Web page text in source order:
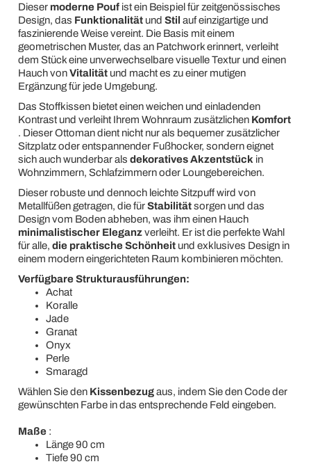
Dieser moderne Poufist ein Beispiel für zeitgenössisches
Design, das Funktionalitätund Stil auf einzigartige und
faszinierende Weise vereint. Die Basis mit einem
geometrischen Muster, das an Patchwork erinnert, verleiht
dem Stück eine unverwechselbare visuelle Textur und einen
Hauch vonVitalitätund macht es zu einer mutigen
Ergänzung für jede Umgebung.
Das Stoffkissen bietet einen weichen und einladenden
Kontrast und verleiht Ihrem Wohnraum zusätzlichen Komfort
. Dieser Ottoman dient nicht nur als bequemer zusätzlicher
Sitzplatz oder entspannender Fußhocker, sondern eignet
sich auch wunderbar als dekoratives Akzentstück in
Wohnzimmern, Schlafzimmern oder Loungebereichen.
Dieser robuste und dennoch leichte Sitzpuff wird von
Metallfüßen getragen, die fürStabilitätsorgen und das
Design vom Boden abheben, was ihm einen Hauch
minimalistischer Eleganzverleiht. Er ist die perfekte Wahl
für alle, die praktische Schönheitund exklusives Design in
einem modern eingerichteten Raum kombinieren möchten.
Verfügbare Strukturausführungen:
Achat
Koralle
Jade
Granat
Onyx
Perle
Smaragd
Wählen Sie den Kissenbezugaus, indem Sie den Code der
gewünschten Farbe in das entsprechende Feld eingeben.
Maße:
Länge 90 cm
Tiefe 90 cm